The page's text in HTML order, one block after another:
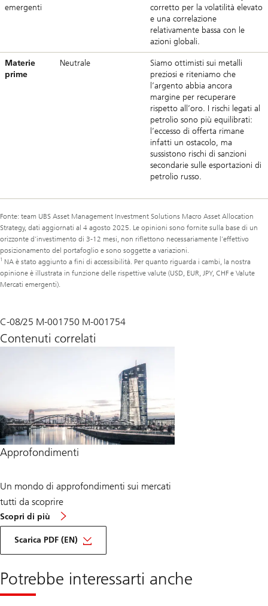
emergenti
corretto per la volatilità elevato
e una correlazione
relativamente bassa con le
azioni globali.
Materie
prime
Neutrale
Siamo ottimisti sui metalli
preziosi e riteniamo che
l’argento abbia ancora
margine per recuperare
rispetto all’oro. I rischi legati al
petrolio sono più equilibrati:
l’eccesso di offerta rimane
infatti un ostacolo, ma
sussistono rischi di sanzioni
secondarie sulle esportazioni di
petrolio russo.
Fonte: team UBS Asset Management Investment Solutions Macro Asset Allocation
Strategy, dati aggiornati al 4 agosto 2025. Le opinioni sono fornite sulla base di un
orizzonte d’investimento di 3-12 mesi, non riflettono necessariamente l’effettivo
posizionamento del portafoglio e sono soggette a variazioni.
1 NA è stato aggiunto a fini di accessibilità. Per quanto riguarda i cambi, la nostra
opinione è illustrata in funzione delle rispettive valute (USD, EUR, JPY, CHF e Valute
Mercati emergenti).
C-08/25 M-001750 M-001754
Contenuti correlati
Approfondimenti
Un mondo di approfondimenti sui mercati
tutti da scoprire
Scopri di più
Scarica PDF (EN)
macro
mensile,
Potrebbe interessarti anche